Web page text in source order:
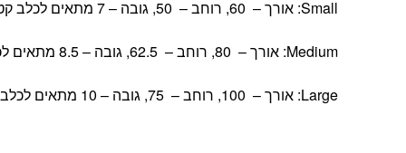
Small: אורך – 60, רוחב – 50, גובה – 7 מתאים לכלב קטן
Medium: אורך – 80, רוחב – 62.5, גובה – 8.5 מתאים לכלב בינוני
Large: אורך – 100, רוחב – 75, גובה – 10 מתאים לכלב גדול